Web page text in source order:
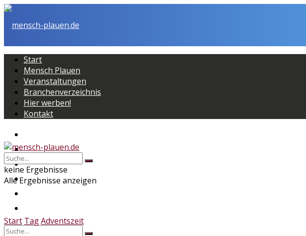
Start
Mensch Plauen
Veranstaltungen
Branchenverzeichnis
Hier werben!
Kontakt
Mensch Plauen
Veranstaltungen
Branchenverzeichnis
keine Ergebnisse
Alle Ergebnisse anzeigen
Start TagAdventszeit